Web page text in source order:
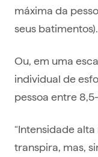
máxima da
seus batimentos).
Ou, em uma
individual de
pessoa entre
“Intensidade
transpira, mas,